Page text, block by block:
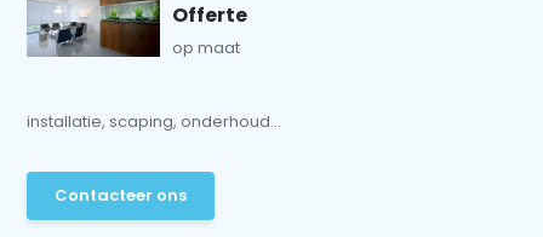
Offerte
op maat
installatie, scaping, onderhoud...
Contacteer ons